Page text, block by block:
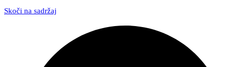
Skoči na sadržaj